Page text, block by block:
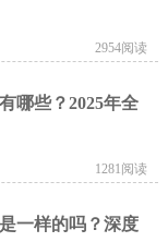
2954阅读
哪些？2025年全
1281阅读
一样的吗？深度